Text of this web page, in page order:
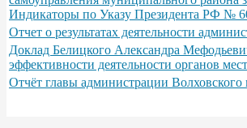
Индикаторы по Указу Президента РФ №
Отчет о результатах деятельности
Доклад Белицкого Александра
эффективности деятельности органов
Отчёт главы администрации Волховского